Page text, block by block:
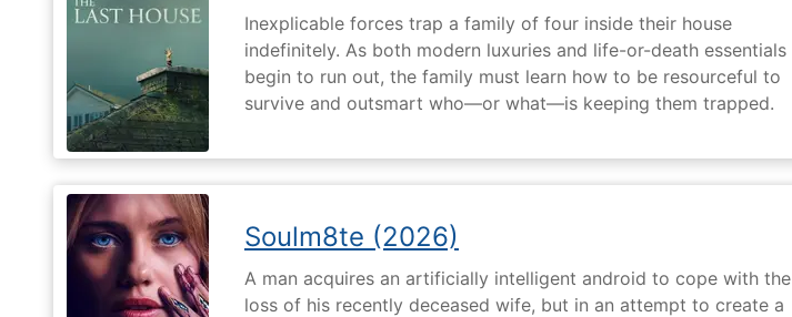
Inexplicable forces trap a family of four inside their house
indefinitely. As both modern luxuries and life-or-death essentials
begin to run out, the family must learn how to be resourceful to
survive and outsmart who—or what—is keeping them trapped.
Soulm8te (2026)
A man acquires an artificially intelligent android to cope with the
loss of his recently deceased wife, but in an attempt to create a